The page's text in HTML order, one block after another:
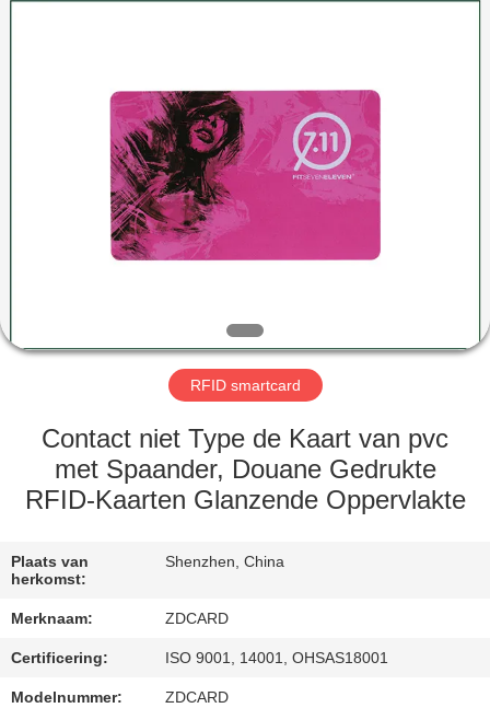
PRODUCTEN
ONGEVEER
FABRIEKSREIS
KWALITEITSCONTROLE
CONTACTEER
GEVALLEN
RFID smartcard
Contact niet Type de Kaart van pvc
met Spaander, Douane Gedrukte
RFID-Kaarten Glanzende Oppervlakte
Plaats van
herkomst:
Shenzhen, China
Merknaam: ZDCARD
Certificering: ISO 9001, 14001, OHSAS18001
Modelnummer: ZDCARD